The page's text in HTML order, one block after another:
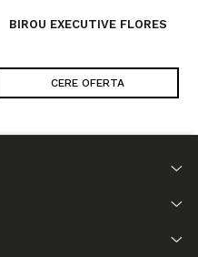
BIROU EXECUTIVE FLORES
CERE OFERTA